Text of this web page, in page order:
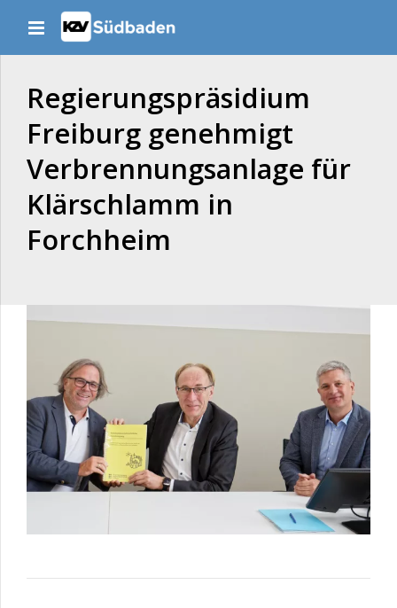
Regierungspräsidium
Freiburg genehmigt
Verbrennungsanlage für
Klärschlamm in
Forchheim